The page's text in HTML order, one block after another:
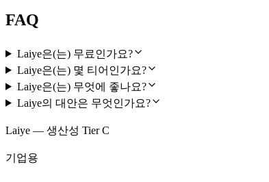
FAQ
Laiye은(는) 무료인가요?
Laiye은(는) 몇 티어인가요?
Laiye은(는) 무엇에 좋나요?
Laiye의 대안은 무엇인가요?
Laiye — 생산성 Tier C
기업용